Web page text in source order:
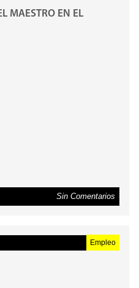
MAESTRO EN EL
Sin Comentarios
Empleo